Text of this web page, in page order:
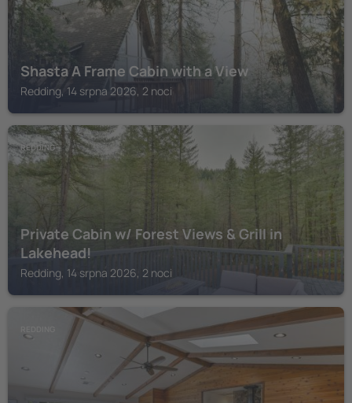
Shasta A Frame Cabin with a View
Redding, 14 srpna 2026, 2 noci
REDDING
Private Cabin w/ Forest Views & Grill in
Lakehead!
Redding, 14 srpna 2026, 2 noci